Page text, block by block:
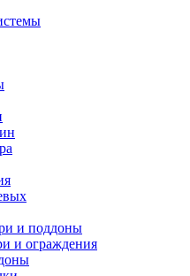
и поддоны
и ограждения